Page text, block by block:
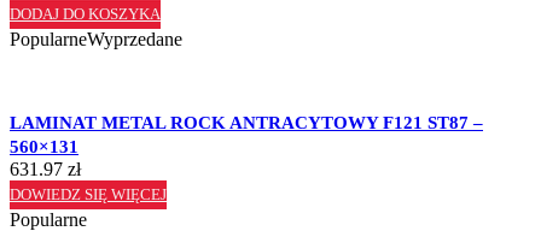
DODAJ DO KOSZYKA
PopularneWyprzedane
LAMINAT METAL ROCK ANTRACYTOWY F121 ST87 –
560×131
631.97 zł
DOWIEDZ SIĘ WIĘCEJ
Popularne